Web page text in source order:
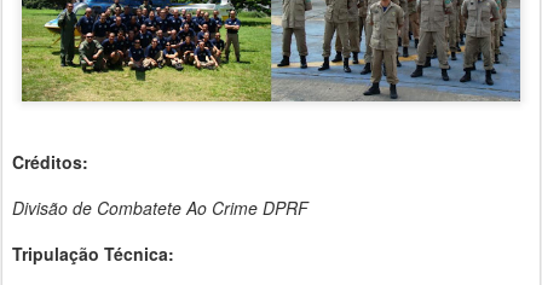
Créditos:
Divisão de Combatete Ao Crime DPRF
Tripulação Técnica: